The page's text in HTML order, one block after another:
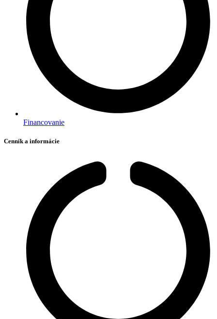
Financovanie
Cenník a informácie